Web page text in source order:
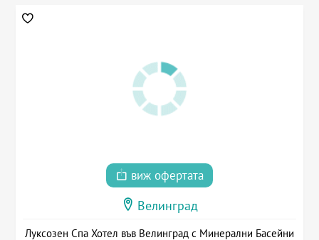
виж офертата
Велинград
Луксозен Спа Хотел във Велинград с Минерални Басейни